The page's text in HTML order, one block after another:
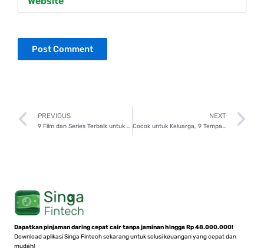
Prev
PREVIOUS
9 Film dan Series Terbaik untuk Ditonton Weekend Ini!
NEXT
Cocok untuk Keluarga, 9 Tempat Bukber di Bekasi yang Lezat dan Nyaman!
Dapatkan pinjaman daring cepat cair tanpa jaminan hingga Rp 48.000.000!
Download aplikasi Singa Fintech sekarang untuk solusi keuangan yang cepat dan
mudah!